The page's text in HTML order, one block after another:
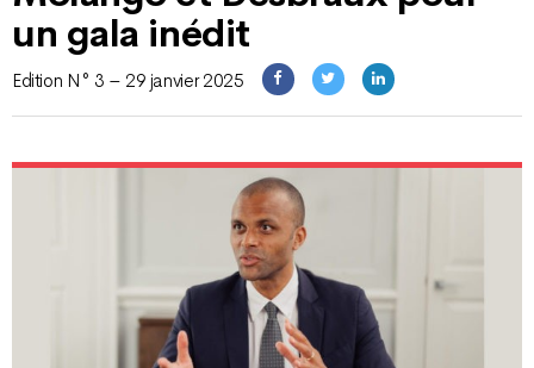
un gala inédit
Edition N° 3 – 29 janvier 2025